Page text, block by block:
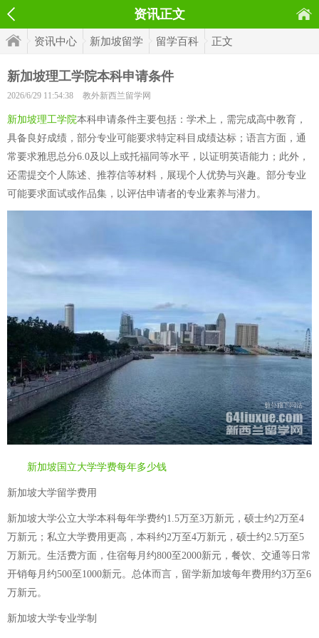
资讯正文
资讯中心 新加坡留学 留学百科 正文
新加坡理工学院本科申请条件
2026/6/29 11:54:38 教外新西兰留学网
新加坡理工学院本科申请条件主要包括：学术上，需完成高中教育，
具备良好成绩，部分专业可能要求特定科目成绩达标；语言方面，通
常要求雅思总分6.0及以上或托福同等水平，以证明英语能力；此外，
还需提交个人陈述、推荐信等材料，展现个人优势与兴趣。部分专业
可能要求面试或作品集，以评估申请者的专业素养与潜力。
新加坡国立大学学费每年多少钱
新加坡大学留学费用
新加坡大学公立大学本科每年学费约1.5万至3万新元，硕士约2万至4
万新元；私立大学费用更高，本科约2万至4万新元，硕士约2.5万至5
万新元。生活费方面，住宿每月约800至2000新元，餐饮、交通等日常
开销每月约500至1000新元。总体而言，留学新加坡每年费用约3万至6
万新元。
新加坡大学专业学制